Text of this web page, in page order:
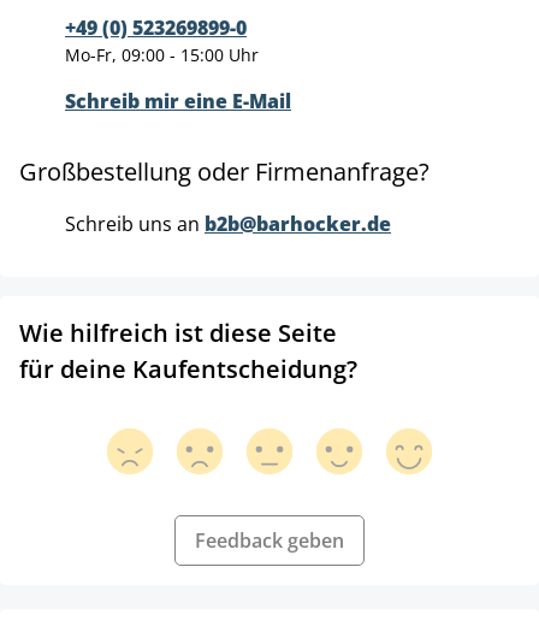
+49 (0) 523269899-0
Mo-Fr, 09:00 - 15:00 Uhr
Schreib mir eine E-Mail
Großbestellung oder Firmenanfrage?
Schreib uns an b2b@barhocker.de
Wie hilfreich ist diese Seite
für deine Kaufentscheidung?
Feedback geben